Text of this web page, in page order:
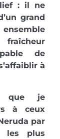
: il ne
grand
de
à
que je
à ceux
par
les plus